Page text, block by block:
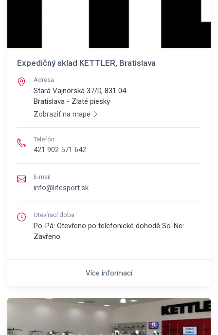
Expedičný sklad KETTLER, Bratislava
Adresa
Stará Vajnorská 37/D, 831 04
Bratislava - Zlaté piesky
Zobraziť na mape
Telefón
421 902 571 642
E-mail
info@lifesport.sk
Otevírací doba
Po-Pá: Otevřeno po telefonické dohodě So-Ne:
Zavřeno
Více informací